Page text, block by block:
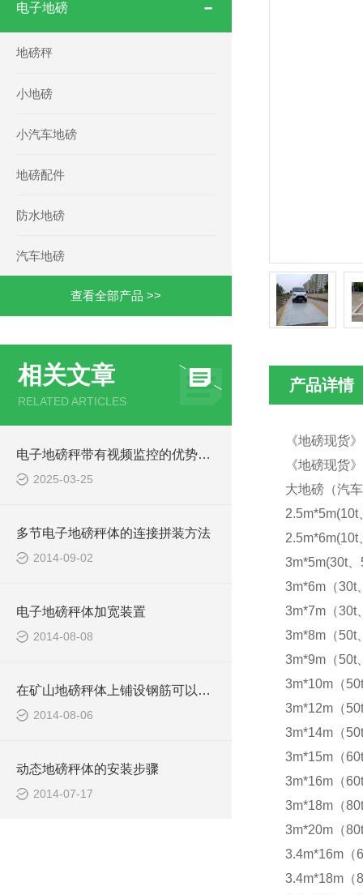
电子地磅
地磅秤
小地磅
小汽车地磅
地磅配件
防水地磅
汽车地磅
查看全部产品 >>
相关文章
RELATED ARTICLES
电子地磅秤带有视频监控的优势和重要性
2025-03-25
多节电子地磅秤体的连接拼装方法
2014-09-02
电子地磅秤体加宽装置
2014-08-08
在矿山地磅秤体上铺设钢筋可以防滑
2014-08-06
动态地磅秤体的安装步骤
2014-07-17
产品详情
《地磅现货
《地磅现货
大地磅（汽
2.5m*5m(10t
2.5m*6m(10t
3m*5m(30t、
3m*6m（30t
3m*7m（30t
3m*8m（50t
3m*9m（50t
3m*10m（
3m*12m（
3m*14m（
3m*15m（
3m*16m（
3m*18m（
3m*20m（
3.4m*16m（
3.4m*18m（